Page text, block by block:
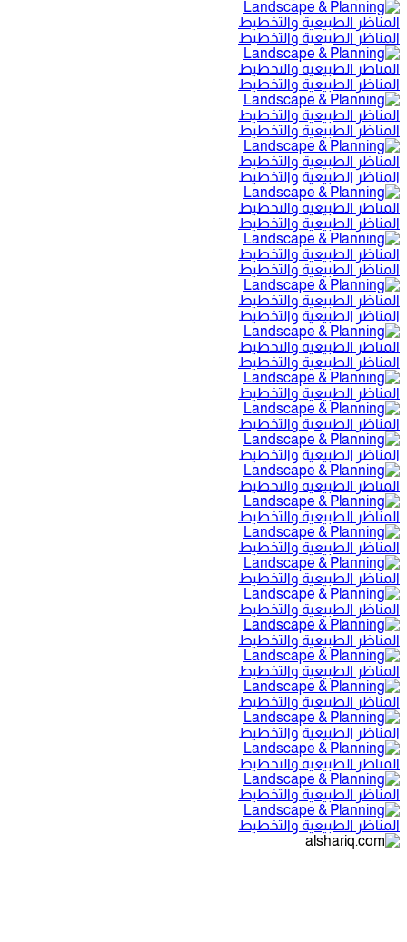
المناظر الطبيعية والتخطيط
المناظر الطبيعية والتخطيط
المناظر الطبيعية والتخطيط
المناظر الطبيعية والتخطيط
المناظر الطبيعية والتخطيط
المناظر الطبيعية والتخطيط
المناظر الطبيعية والتخطيط
المناظر الطبيعية والتخطيط
المناظر الطبيعية والتخطيط
المناظر الطبيعية والتخطيط
المناظر الطبيعية والتخطيط
المناظر الطبيعية والتخطيط
المناظر الطبيعية والتخطيط
المناظر الطبيعية والتخطيط
المناظر الطبيعية والتخطيط
المناظر الطبيعية والتخطيط
المناظر الطبيعية والتخطيط
المناظر الطبيعية والتخطيط
المناظر الطبيعية والتخطيط
المناظر الطبيعية والتخطيط
المناظر الطبيعية والتخطيط
المناظر الطبيعية والتخطيط
المناظر الطبيعية والتخطيط
المناظر الطبيعية والتخطيط
المناظر الطبيعية والتخطيط
المناظر الطبيعية والتخطيط
المناظر الطبيعية والتخطيط
المناظر الطبيعية والتخطيط
المناظر الطبيعية والتخطيط
المناظر الطبيعية والتخطيط
المناظر الطبيعية والتخطيط